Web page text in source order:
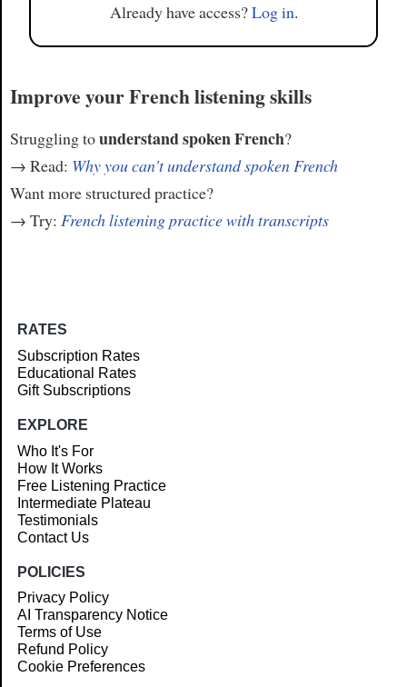
Already have access?Log in.
Improve your French listening skills
Struggling tounderstand spoken French?
→ Read: Why you can't understand spoken French
Want more structured practice?
→ Try: French listening practice with transcripts
RATES
Subscription Rates
Educational Rates
Gift Subscriptions
EXPLORE
Who It's For
How It Works
Free Listening Practice
Intermediate Plateau
Testimonials
Contact Us
POLICIES
Privacy Policy
AI Transparency Notice
Terms of Use
Refund Policy
Cookie Preferences